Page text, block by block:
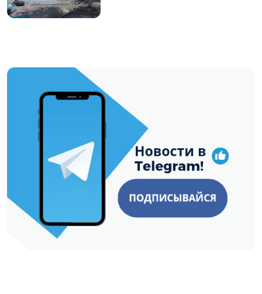
https://t.me/minskctvby